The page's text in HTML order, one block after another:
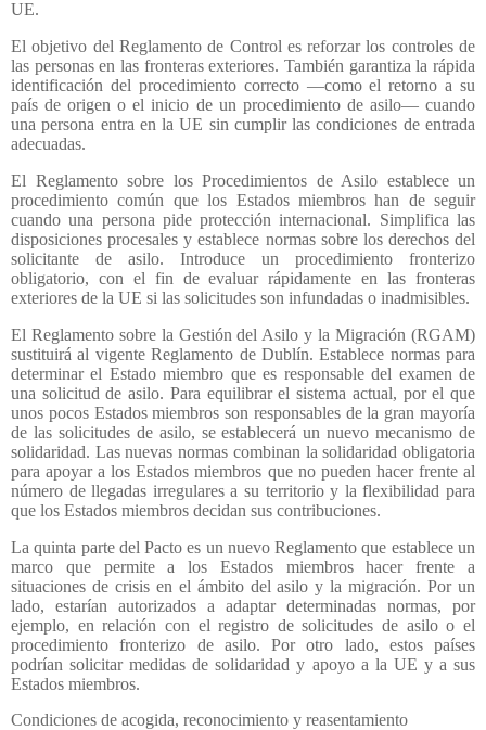
UE.
El objetivo del Reglamento de Control es reforzar los controles de
las personas en las fronteras exteriores. También garantiza la rápida
identificación del procedimiento correcto —como el retorno a su
país de origen o el inicio de un procedimiento de asilo— cuando
una persona entra en la UE sin cumplir las condiciones de entrada
adecuadas.
El Reglamento sobre los Procedimientos de Asilo establece un
procedimiento común que los Estados miembros han de seguir
cuando una persona pide protección internacional. Simplifica las
disposiciones procesales y establece normas sobre los derechos del
solicitante de asilo. Introduce un procedimiento fronterizo
obligatorio, con el fin de evaluar rápidamente en las fronteras
exteriores de la UE si las solicitudes son infundadas o inadmisibles.
El Reglamento sobre la Gestión del Asilo y la Migración (RGAM)
sustituirá al vigente Reglamento de Dublín. Establece normas para
determinar el Estado miembro que es responsable del examen de
una solicitud de asilo. Para equilibrar el sistema actual, por el que
unos pocos Estados miembros son responsables de la gran mayoría
de las solicitudes de asilo, se establecerá un nuevo mecanismo de
solidaridad. Las nuevas normas combinan la solidaridad obligatoria
para apoyar a los Estados miembros que no pueden hacer frente al
número de llegadas irregulares a su territorio y la flexibilidad para
que los Estados miembros decidan sus contribuciones.
La quinta parte del Pacto es un nuevo Reglamento que establece un
marco que permite a los Estados miembros hacer frente a
situaciones de crisis en el ámbito del asilo y la migración. Por un
lado, estarían autorizados a adaptar determinadas normas, por
ejemplo, en relación con el registro de solicitudes de asilo o el
procedimiento fronterizo de asilo. Por otro lado, estos países
podrían solicitar medidas de solidaridad y apoyo a la UE y a sus
Estados miembros.
Condiciones de acogida, reconocimiento y reasentamiento